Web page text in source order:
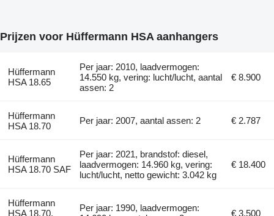
Prijzen voor Hüffermann HSA aanhangers
Hüffermann
HSA 18.65
Per jaar: 2010, laadvermogen:
14.550 kg, vering: lucht/lucht, aantal
assen: 2
€ 8.900
Hüffermann
HSA 18.70
Per jaar: 2007, aantal assen: 2 € 2.787
Hüffermann
HSA 18.70 SAF
Per jaar: 2021, brandstof: diesel,
laadvermogen: 14.960 kg, vering:
lucht/lucht, netto gewicht: 3.042 kg
€ 18.400
Hüffermann
HSA 18.70,
Per jaar: 1990, laadvermogen:
€ 3.500